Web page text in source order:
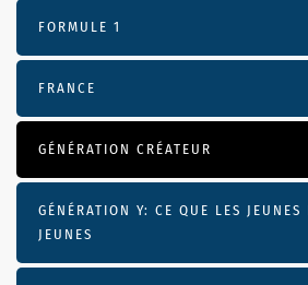
FORMULE 1
FRANCE
GÉNÉRATION CRÉATEUR
GÉNÉRATION Y: CE QUE LES JEUNES
JEUNES